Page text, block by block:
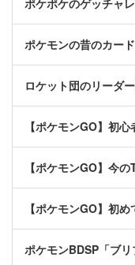
ポケポケのゲッチャ
ポケモンの昔のカー
ロケット団のリーダ
【ポケモンGO】初
【ポケモンGO】今
【ポケモンGO】初
ポケモンBDSP「ブ